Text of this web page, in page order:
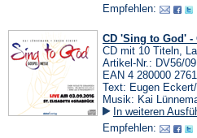
neuen
Empfehlen:
CD 'Sing to God' -
CD mit 10 Titeln,
Artikel-Nr.: DV56/09
EAN 4 280000
Text: Eugen
Musik: Kai
In weiteren
Empfehlen: